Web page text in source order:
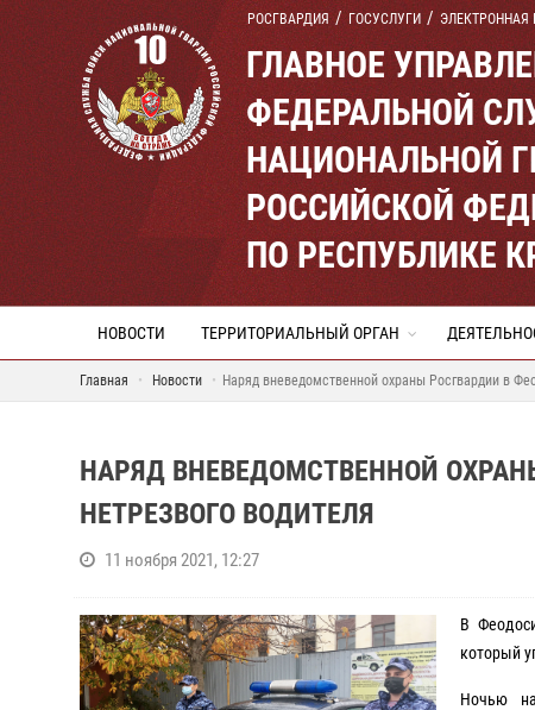
РОСГВАРДИЯ ГОСУСЛУГИ ЭЛЕКТРОННАЯ
ГЛАВНОЕ
ФЕДЕРАЛЬНОЙ
НАЦИОНАЛЬНОЙ
РОССИЙСКОЙ
ПО РЕСПУБЛИКЕ
НОВОСТИ ТЕРРИТОРИАЛЬНЫЙ ОРГАН
Главная Новости Наряд вневедомственной охраны Росгвардии в
НАРЯД ВНЕВЕДОМСТВЕННОЙ
НЕТРЕЗВОГО ВОДИТЕЛЯ
11 ноября 2021, 12:27
В
который
Ночью на